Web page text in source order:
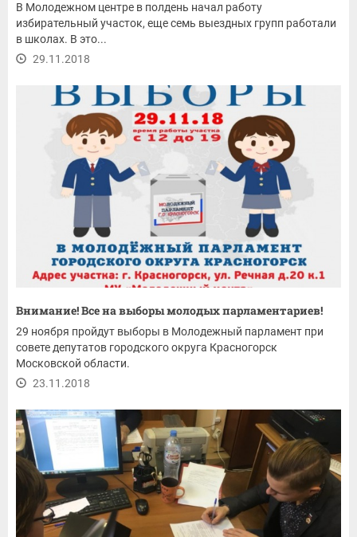
В Молодежном центре в полдень начал работу
избирательный участок, еще семь выездных групп работали
в школах. В это...
29.11.2018
Внимание! Все на выборы молодых парламентариев!
29 ноября пройдут выборы в Молодежный парламент при
совете депутатов городского округа Красногорск
Московской области.
23.11.2018